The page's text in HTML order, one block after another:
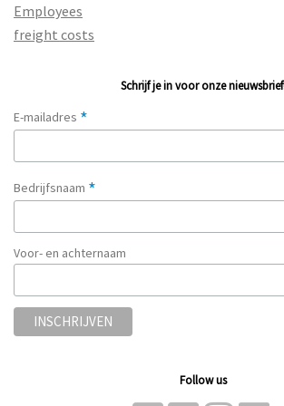
Employees
freight costs
Schrijf je in voor onze
E-mailadres *
Bedrijfsnaam *
Voor- en achternaam
Follow us